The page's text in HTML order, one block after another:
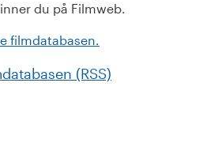
du på Filmweb.
filmdatabasen.
(RSS)